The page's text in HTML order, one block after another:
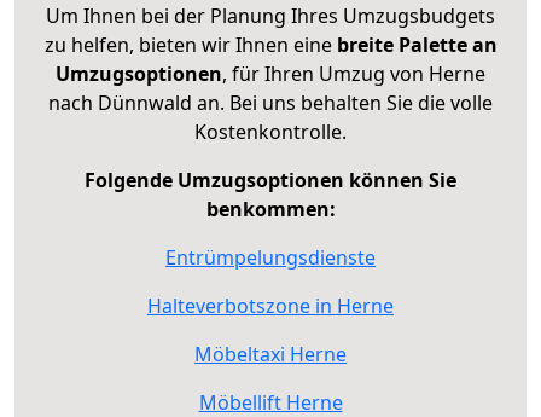
Um Ihnen bei der Planung Ihres Umzugsbudgets
zu helfen, bieten wir Ihnen eine breite Palette an
Umzugsoptionen, für Ihren Umzug von Herne
nach Dünnwald an. Bei uns behalten Sie die volle
Kostenkontrolle.
Folgende Umzugsoptionen können Sie
benkommen:
Entrümpelungsdienste
Halteverbotszone in Herne
Möbeltaxi Herne
Möbellift Herne